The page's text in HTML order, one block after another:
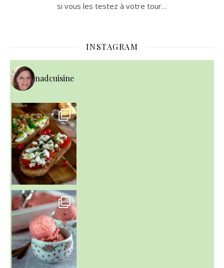
si vous les testez à votre tour…
INSTAGRAM
nadcuisine
~ NICE CREAM À LA FRAISE ~
Presque un mois que